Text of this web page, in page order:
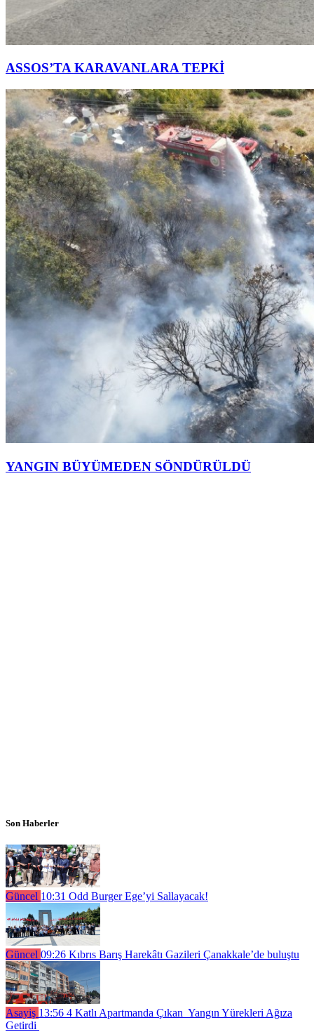
ASSOS’TA KARAVANLARA TEPKİ
YANGIN BÜYÜMEDEN SÖNDÜRÜLDÜ
Son Haberler
Güncel 10:31 Odd Burger Ege’yi Sallayacak!
Güncel 09:26 Kıbrıs Barış Harekâtı Gazileri Çanakkale’de buluştu
Asayiş 13:56 4 Katlı Apartmanda Çıkan Yangın Yürekleri Ağıza
Getirdi